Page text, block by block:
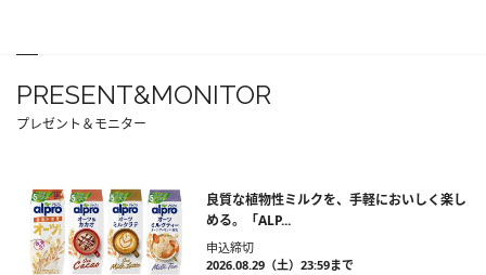
PRESENT&MONITOR
プレゼント＆モニター
良質な植物性ミルクを、手軽においしく楽し
める。「ALP...
申込締切
2026.08.29（土）23:59まで